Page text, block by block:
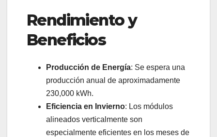
Rendimiento y
Beneficios
Producción de Energía: Se espera una
producción anual de aproximadamente
230,000 kWh.
Eficiencia en Invierno: Los módulos
alineados verticalmente son
especialmente eficientes en los meses de